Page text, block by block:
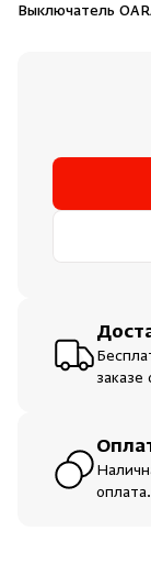
Аксессуары
Душевые
Интерьер
Краны
Выключатель
заказе